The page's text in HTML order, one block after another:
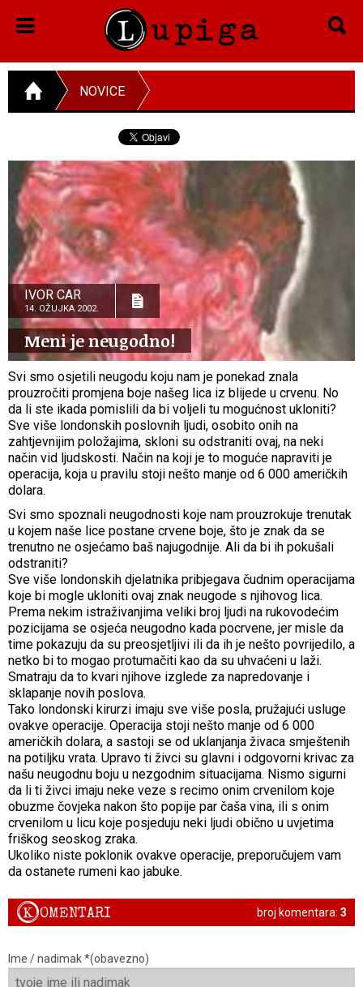
NOVICE
IVOR CAR
14. OŽUJKA 2002.
Meni je neugodno!
Svi smo osjetili neugodu koju nam je ponekad znala
prouzročiti promjena boje našeg lica iz blijede u crvenu. No
da li ste ikada pomislili da bi voljeli tu mogućnost ukloniti?
Sve više londonskih poslovnih ljudi, osobito onih na
zahtjevnijim položajima, skloni su odstraniti ovaj, na neki
način vid ljudskosti. Način na koji je to moguće napraviti je
operacija, koja u pravilu stoji nešto manje od 6 000 američkih
dolara.
Svi smo spoznali neugodnosti koje nam prouzrokuje trenutak
u kojem naše lice postane crvene boje, što je znak da se
trenutno ne osjećamo baš najugodnije. Ali da bi ih pokušali
odstraniti?
Sve više londonskih djelatnika pribjegava čudnim operacijama
koje bi mogle ukloniti ovaj znak neugode s njihovog lica.
Prema nekim istraživanjima veliki broj ljudi na rukovodećim
pozicijama se osjeća neugodno kada pocrvene, jer misle da
time pokazuju da su preosjetljivi ili da ih je nešto povrijedilo, a
netko bi to mogao protumačiti kao da su uhvaćeni u laži.
Smatraju da to kvari njihove izglede za napredovanje i
sklapanje novih poslova.
Tako londonski kirurzi imaju sve više posla, pružajući usluge
ovakve operacije. Operacija stoji nešto manje od 6 000
američkih dolara, a sastoji se od uklanjanja živaca smještenih
na potiljku vrata. Upravo ti živci su glavni i odgovorni krivac za
našu neugodnu boju u nezgodnim situacijama. Nismo sigurni
da li ti živci imaju neke veze s recimo onim crvenilom koje
obuzme čovjeka nakon što popije par čaša vina, ili s onim
crvenilom u licu koje posjeduju neki ljudi obično u uvjetima
friškog seoskog zraka.
Ukoliko niste poklonik ovakve operacije, preporučujem vam
da ostanete rumeni kao jabuke.
broj komentara: 3
KOMENTARI
Ime / nadimak *(obavezno)